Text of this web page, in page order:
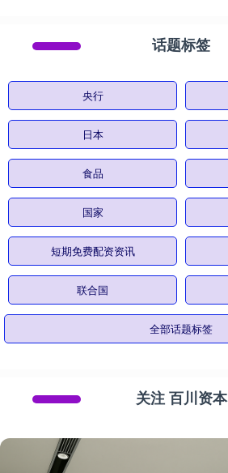
话题标签
央行
日本
食品
国家
短期免费配资资讯
联合国
全部话题标签
关注 百川资本